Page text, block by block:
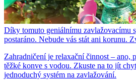
Díky tomuto geniálnímu zavlažovacímu
postaráno. Nebude vás stát ani korunu.
Zahradničení je relaxační činnost – ano,
těžké konve s vodou. Zkuste na to jít
jednoduchý systém na zavlažování.